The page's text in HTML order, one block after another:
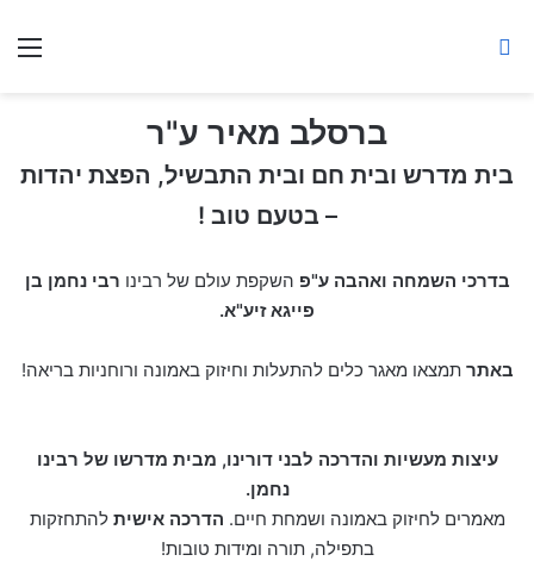
ברסלב מאיר ע"ר
בית מדרש ובית חם ובית התבשיל, הפצת יהדות
– בטעם טוב !
בדרכי השמחה ואהבה ע"פ השקפת עולם של רבינו רבי נחמן בן
פייגא זיע"א.
באתר תמצאו מאגר כלים להתעלות וחיזוק באמונה ורוחניות בריאה!
עיצות מעשיות והדרכה לבני דורינו, מבית מדרשו של רבינו
נחמן.
מאמרים לחיזוק באמונה ושמחת חיים. הדרכה אישית להתחזקות
בתפילה, תורה ומידות טובות!